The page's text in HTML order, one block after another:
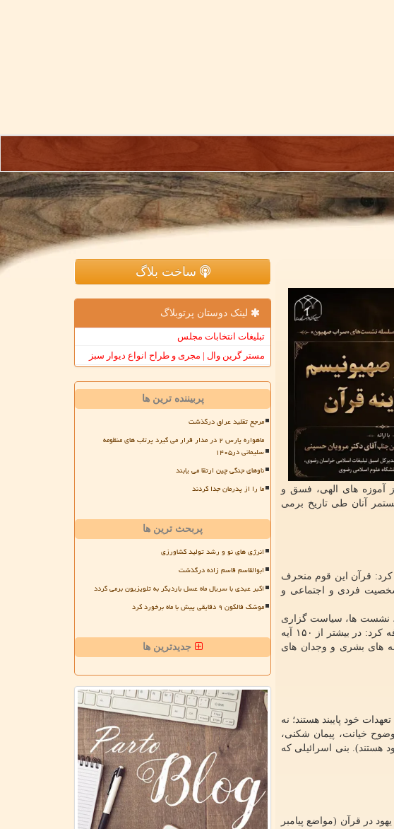
آموزه های الهی، فسق و
آنان طی تاریخ برمی
کرد: قرآن این قوم منحرف
فردی و اجتماعی و
کتاب ها، مقالات، نشست ها، سیاست گزاری
های در ارتباط با یهود و...، هک شود تا فراموش نکنیم دشمن درجه یک مسلمین نه مشرکان بلکه یهودیان هستند، اضافه کرد: در بیشتر از ۱۵۰ آیه
های بشری و وجدان های
خود پایبند هستند؛ نه
نیستند؛ آیات ۱۵۵ سوره نساء و ۱۳سوره مائده، به وضوح خیانت، پیمان شکنی،
هستند). بنی اسرائیلی که
در قرآن (مواضع پیامبر
ساخت بلاگ
لینک دوستان پرتوبلاگ
تبلیغات انتخابات مجلس
مستر گرین وال | مجری و طراح انواع دیوار سبز
پربیننده ترین ها
مرجع تقلید عراق درگذشت
ماهواره پارس ۲ در مدار قرار می گیرد پرتاب های منظومه
سلیمانی در۱۴۰۵
ناوهای جنگی چین ارتقا می یابند
ما را از پدرمان جدا کردند
پربحث ترین ها
انرژی های نو و رشد تولید کشاورزی
ابوالقاسم قاسم زاده درگذشت
اکبر عبدی با سریال ماه عسل باردیگر به تلویزیون برمی گردد
موشک فالکون ۹ دقایقی پیش با ماه برخورد کرد
جدیدترین ها